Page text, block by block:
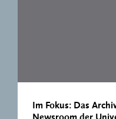
Im Fokus: Das